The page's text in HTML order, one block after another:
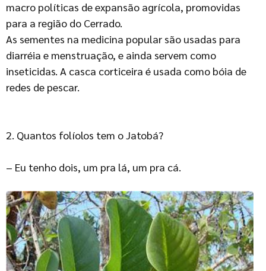
macro políticas de expansão agrícola, promovidas
para a região do Cerrado.
As sementes na medicina popular são usadas para
diarréia e menstruação, e ainda servem como
inseticidas. A casca corticeira é usada como bóia de
redes de pescar.
2. Quantos folíolos tem o Jatobá?
– Eu tenho dois, um pra lá, um pra cá.